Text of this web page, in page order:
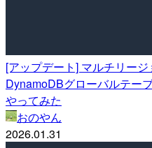
[アップデート] マルチリー
DynamoDBグローバルテー
やってみた
おのやん
2026.01.31